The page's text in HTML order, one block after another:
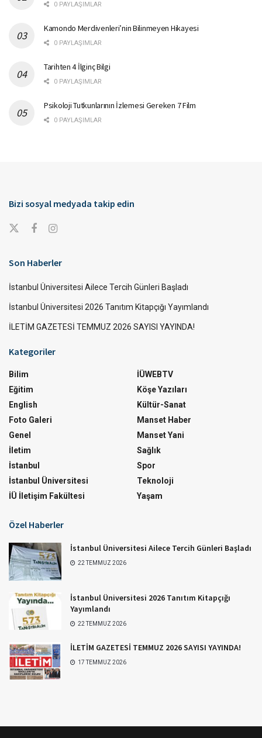
0 PAYLAŞIMLAR
Kamondo Merdivenleri’nin Bilinmeyen Hikayesi
0 PAYLAŞIMLAR
Tarihten 4 İlginç Bilgi
0 PAYLAŞIMLAR
Psikoloji Tutkunlarının İzlemesi Gereken 7 Film
0 PAYLAŞIMLAR
Bizi sosyal medyada takip edin
Son Haberler
İstanbul Üniversitesi Ailece Tercih Günleri Başladı
İstanbul Üniversitesi 2026 Tanıtım Kitapçığı Yayımlandı
İLETİM GAZETESİ TEMMUZ 2026 SAYISI YAYINDA!
Kategoriler
Bilim
Eğitim
English
Foto Galeri
Genel
İletim
İstanbul
İstanbul Üniversitesi
İÜ İletişim Fakültesi
İÜWEBTV
Köşe Yazıları
Kültür-Sanat
Manset Haber
Manset Yani
Sağlık
Spor
Teknoloji
Yaşam
Özel Haberler
İstanbul Üniversitesi Ailece Tercih Günleri Başladı
22 TEMMUZ 2026
İstanbul Üniversitesi 2026 Tanıtım Kitapçığı
Yayımlandı
22 TEMMUZ 2026
İLETİM GAZETESİ TEMMUZ 2026 SAYISI YAYINDA!
17 TEMMUZ 2026